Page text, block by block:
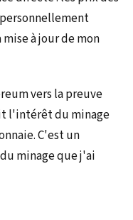
à jour de mon
vers la preuve
l'intérêt du minage
C'est un
minage que j'ai